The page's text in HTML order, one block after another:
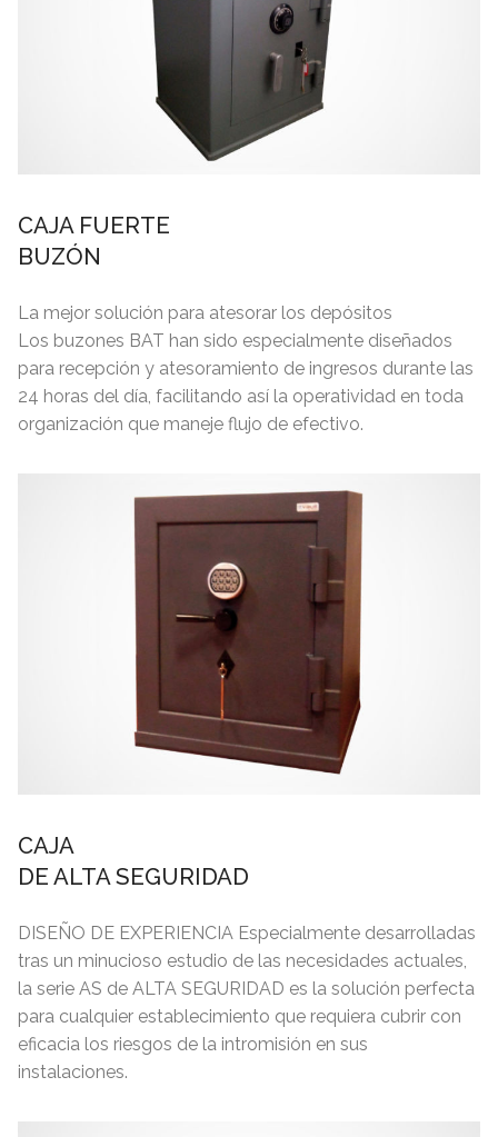
CAJA FUERTE
BUZÓN
La mejor solución para atesorar los depósitos
Los buzones BAT han sido especialmente diseñados
para recepción y atesoramiento de ingresos durante las
24 horas del día, facilitando así la operatividad en toda
organización que maneje flujo de efectivo.
CAJA
DE ALTA SEGURIDAD
DISEÑO DE EXPERIENCIA Especialmente desarrolladas
tras un minucioso estudio de las necesidades actuales,
la serie AS de ALTA SEGURIDAD es la solución perfecta
para cualquier establecimiento que requiera cubrir con
eficacia los riesgos de la intromisión en sus
instalaciones.